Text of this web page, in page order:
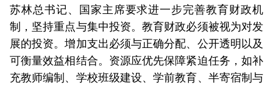
苏林总书记、国家主席要求进一步完善教育财政机
制，坚持重点与集中投资。教育财政必须被视为对发
展的投资。增加支出必须与正确分配、公开透明以及
可衡量效益相结合。资源应优先保障紧迫任务，如补
充教师编制、学校班级建设、学前教育、半寄宿制与